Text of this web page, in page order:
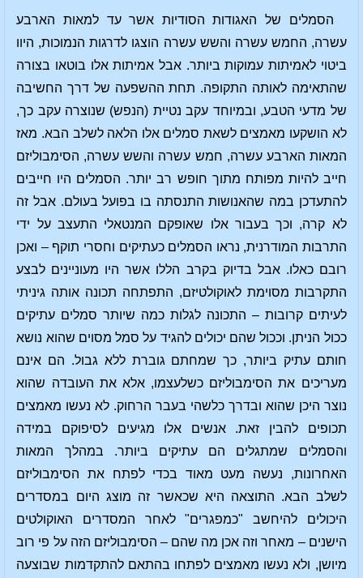
הסמלים של האגודות הסודיות אשר עד למאות הארבע
עשרה, החמש עשרה והשש עשרה הוצגו לדרגות הנמוכות, היוו
ביטוי לאמיתות עמוקות ביותר. אבל אמיתות אלו בוטאו בצורה
שהתאימה לאותה התקופה. תחת ההשפעה של דרך החשיבה
של מדעי הטבע, ובמיוחד עקב נטיית (הנפש) שנוצרה עקב כך,
לא הושקעו מאמצים לשאת סמלים אלו הלאה לשלב הבא. מאז
המאות הארבע עשרה, חמש עשרה והשש עשרה, הסימבוליזם
חייב להיות מפותח מתוך חופש רב יותר. הסמלים היו חייבים
להתעדכן במה שהאנושות התנסתה בו בפועל בעולם. אבל זה
לא קרה, וכך בעבור אלו שאופקם המנטאלי התעצב על ידי
התרבות המודרנית, נראו הסמלים כעתיקים וחסרי תוקף – ואכן
רובם כאלו. אבל בדיוק בקרב הללו אשר היו מעוניינים לבצע
התקרבות מסוימת לאוקולטיזם, התפתחה תכונה אותה גיניתי
לעיתים קרובות – התכונה לגלות כמה שיותר סמלים עתיקים
ככול הניתן. וככול שהם יכולים להגיד על סמל מסוים שהוא נושא
חותם עתיק ביותר, כך שמחתם גוברת ללא גבול. הם אינם
מעריכים את הסימבוליזם כשלעצמו, אלא את העובדה שהוא
נוצר היכן שהוא ובדרך כלשהי בעבר הרחוק. לא נעשו מאמצים
תכופים להבין זאת. אנשים אלו מגיעים לסיפוקם במידה
והסמלים שמתגלים הם עתיקים ביותר. במהלך המאות
האחרונות, נעשה מעט מאוד בכדי לפתח את הסימבוליזם
לשלב הבא. התוצאה היא שכאשר זה מוצג היום במסדרים
היכולים להיחשב "כמפגרים" לאחר המסדרים האוקולטים
הישנים – מאחר וזה אכן מה שהם – הסימבוליזם הזה על פי רוב
מיושן, ולא נעשו מאמצים לפתחו בהתאם להתקדמות שבוצעה